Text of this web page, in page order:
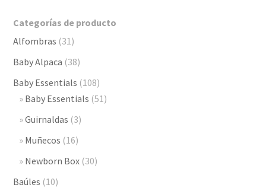
Categorías de producto
Alfombras (31)
Baby Alpaca (38)
Baby Essentials (108)
Baby Essentials (51)
Guirnaldas (3)
Muñecos (16)
Newborn Box (30)
Baúles (10)